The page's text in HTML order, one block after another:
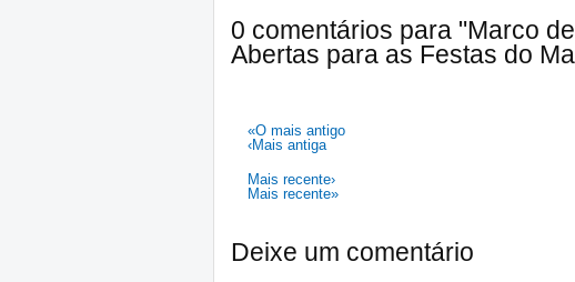
0 comentários para "Marco
Abertas para as Festas do
«O mais antigo
‹Mais antiga
Mais recente›
Mais recente»
Deixe um comentário